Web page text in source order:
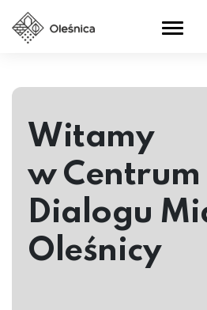
Witamy
w Centrum
Dialogu
Oleśnicy